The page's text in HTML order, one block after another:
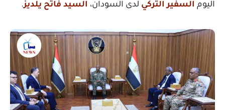
اليوم السفير التركي لدى السودان، السيد فاتح يلديز.